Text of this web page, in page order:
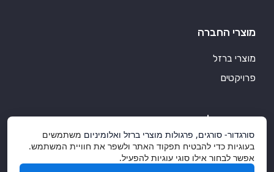
מוצרי החברה
מוצרי ברזל
פרויקטים
סורגדור אלומיניום
מוצרי אלומיניום איכותיים
אלומיניום ועיצוב הבית
סורגדור- סורגים, פרגולות מוצרי ברזל ואלומיניום משתמשים
בעוגיות כדי להבטיח תפקוד האתר ולשפר את חוויית המשתמש.
אפשר לבחור אילו סוגי עוגיות להפעיל.